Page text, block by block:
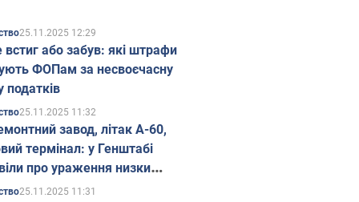
25.11.2025 12:29
встиг або забув: які штрафи
ФОПам за несвоєчасну
податків
25.11.2025 11:32
завод, літак А-60,
термінал: у Генштабі
про ураження низки
об'єктів Росії
25.11.2025 11:31